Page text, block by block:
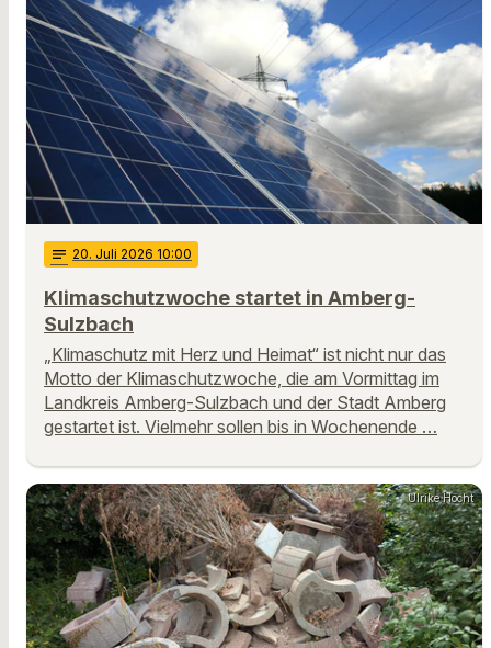
notes 20. Juli 2026 10:00
Klimaschutzwoche startet in Amberg-
Sulzbach
„Klimaschutz mit Herz und Heimat“ ist nicht nur das
Motto der Klimaschutzwoche, die am Vormittag im
Landkreis Amberg-Sulzbach und der Stadt Amberg
gestartet ist. Vielmehr sollen bis in Wochenende …
Ulrike Höcht